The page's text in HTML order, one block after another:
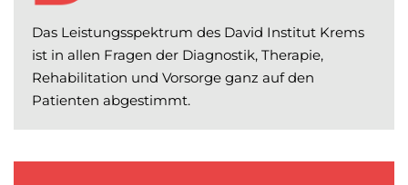
Das Leistungsspektrum des David Institut Krems
ist in allen Fragen der Diagnostik, Therapie,
Rehabilitation und Vorsorge ganz auf den
Patienten abgestimmt.